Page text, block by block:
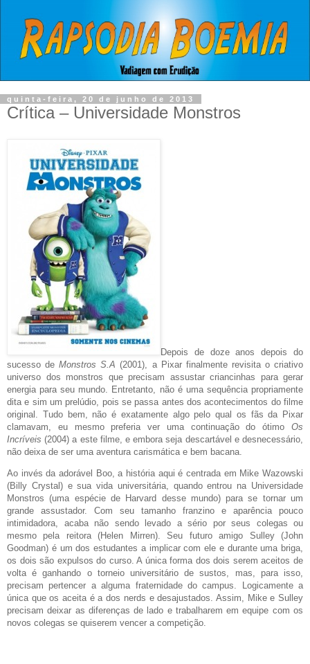
quinta-feira, 20 de junho de 2013
Crítica – Universidade Monstros
Depois de doze anos depois do
sucesso deMonstros S.A (2001), a Pixar finalmente revisita o criativo
universo dos monstros que precisam assustar criancinhas para gerar
energia para seu mundo. Entretanto, não é uma sequência propriamente
dita e sim um prelúdio, pois se passa antes dos acontecimentos do filme
original. Tudo bem, não é exatamente algo pelo qual os fãs da Pixar
clamavam, eu mesmo preferia ver uma continuação do ótimo Os
Incríveis (2004) a este filme, e embora seja descartável e desnecessário,
não deixa de ser uma aventura carismática e bem bacana.
Ao invés da adorável Boo, a história aqui é centrada em Mike Wazowski
(Billy Crystal) e sua vida universitária, quando entrou na Universidade
Monstros (uma espécie de Harvard desse mundo) para se tornar um
grande assustador. Com seu tamanho franzino e aparência pouco
intimidadora, acaba não sendo levado a sério por seus colegas ou
mesmo pela reitora (Helen Mirren). Seu futuro amigo Sulley (John
Goodman) é um dos estudantes a implicar com ele e durante uma briga,
os dois são expulsos do curso. A única forma dos dois serem aceitos de
volta é ganhando o torneio universitário de sustos, mas, para isso,
precisam pertencer a alguma fraternidade do campus. Logicamente a
única que os aceita é a dos nerds e desajustados. Assim, Mike e Sulley
precisam deixar as diferenças de lado e trabalharem em equipe com os
novos colegas se quiserem vencer a competição.